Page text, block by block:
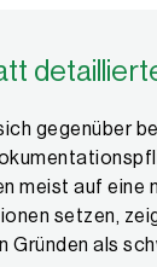
gegenüber
meist auf
setzen,
Gründen als